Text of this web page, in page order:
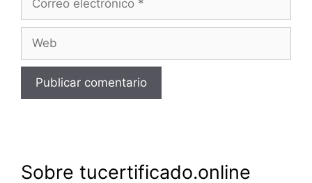
electrónico
Sobre tucertificado.online